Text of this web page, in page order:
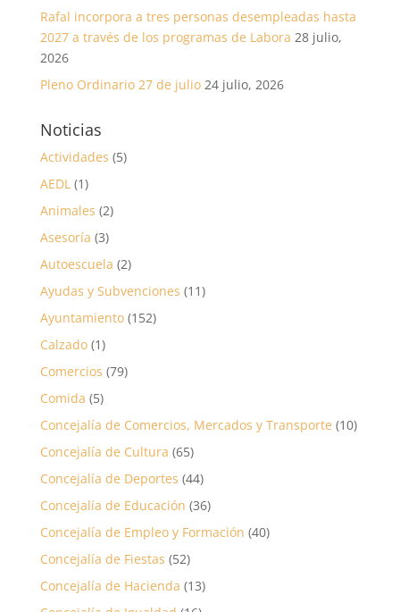
Rafal incorpora a tres personas desempleadas hasta
2027 a través de los programas de Labora 28 julio,
2026
Pleno Ordinario 27 de julio 24 julio, 2026
Noticias
Actividades (5)
AEDL(1)
Animales (2)
Asesoría (3)
Autoescuela (2)
Ayudas y Subvenciones (11)
Ayuntamiento(152)
Calzado(1)
Comercios (79)
Comida (5)
Concejalía de Comercios, Mercados y Transporte (10)
Concejalía de Cultura (65)
Concejalía de Deportes (44)
Concejalía de Educación (36)
Concejalía de Empleo y Formación (40)
Concejalía de Fiestas (52)
Concejalía de Hacienda (13)